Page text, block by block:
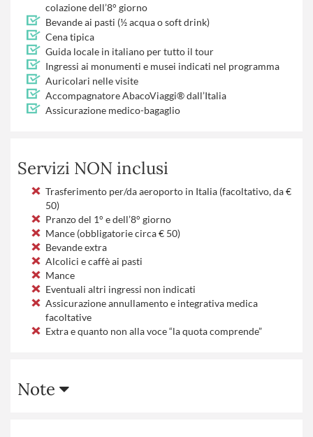
colazione dell’8° giorno
Bevande ai pasti (½ acqua o soft drink)
Cena tipica
Guida locale in italiano per tutto il tour
Ingressi ai monumenti e musei indicati nel programma
Auricolari nelle visite
Accompagnatore AbacoViaggi® dall’Italia
Assicurazione medico-bagaglio
Servizi NON inclusi
Trasferimento per/da aeroporto in Italia (facoltativo, da €
50)
Pranzo del 1° e dell’8° giorno
Mance (obbligatorie circa € 50)
Bevande extra
Alcolici e caffè ai pasti
Mance
Eventuali altri ingressi non indicati
Assicurazione annullamento e integrativa medica
facoltative
Extra e quanto non alla voce “la quota comprende”
Note